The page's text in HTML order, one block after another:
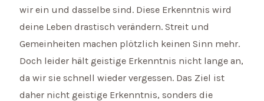
wir ein und dasselbe sind. Diese Erkenntnis wird
deine Leben drastisch verändern. Streit und
Gemeinheiten machen plötzlich keinen Sinn mehr.
Doch leider hält geistige Erkenntnis nicht lange an,
da wir sie schnell wieder vergessen. Das Ziel ist
daher nicht geistige Erkenntnis, sonders die